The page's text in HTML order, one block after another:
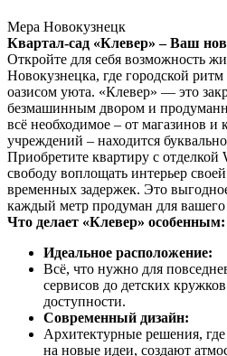
Мера Новокузнецк
Квартал-сад «Клевер» – Ваш
Откройте для себя возможность
Новокузнецка, где городской ритм
оазисом уюта. «Клевер» — это
безмашинным двором и
всё необходимое – от магазинов и
учреждений – находится
Приобретите квартиру с
свободу воплощать интерьер
временных задержек. Это
каждый метр продуман для вашего
Что делает «Клевер» особенным:
Идеальное расположение:
Всё, что нужно для
сервисов до детских
доступности.
Современный дизайн:
Архитектурные решения,
на новые идеи, создают